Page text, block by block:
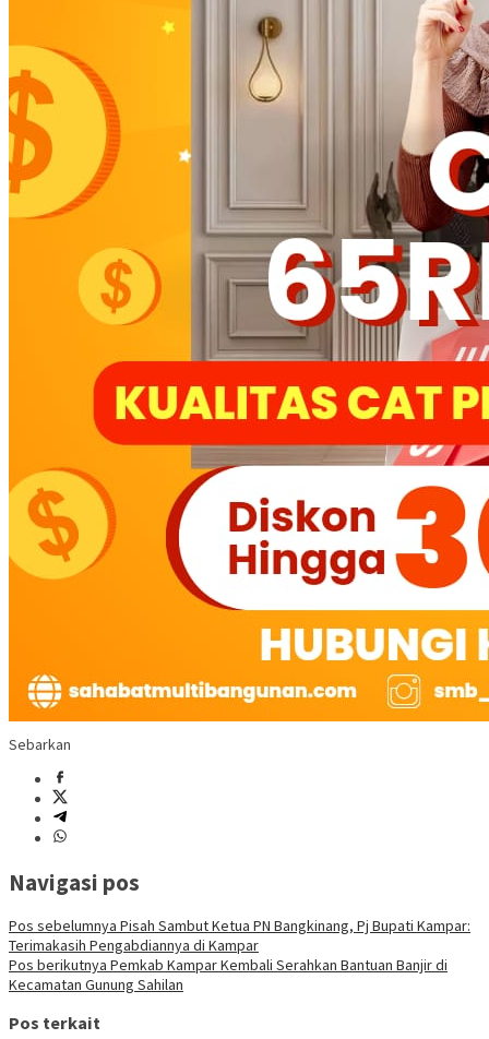
Sebarkan
Navigasi pos
Pos sebelumnya Pisah Sambut Ketua PN Bangkinang, Pj Bupati Kampar:
Terimakasih Pengabdiannya di Kampar
Pos berikutnya Pemkab Kampar Kembali Serahkan Bantuan Banjir di
Kecamatan Gunung Sahilan
Pos terkait